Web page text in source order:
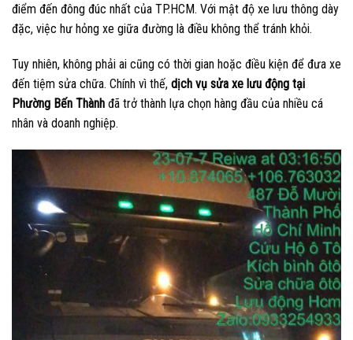
điểm đến đông đúc nhất của TP.HCM. Với mật độ xe lưu thông dày
đặc, việc hư hỏng xe giữa đường là điều không thể tránh khỏi.
Tuy nhiên, không phải ai cũng có thời gian hoặc điều kiện để đưa xe
đến tiệm sửa chữa. Chính vì thế, dịch vụ sửa xe lưu động tại
Phường Bến Thành đã trở thành lựa chọn hàng đầu của nhiều cá
nhân và doanh nghiệp.